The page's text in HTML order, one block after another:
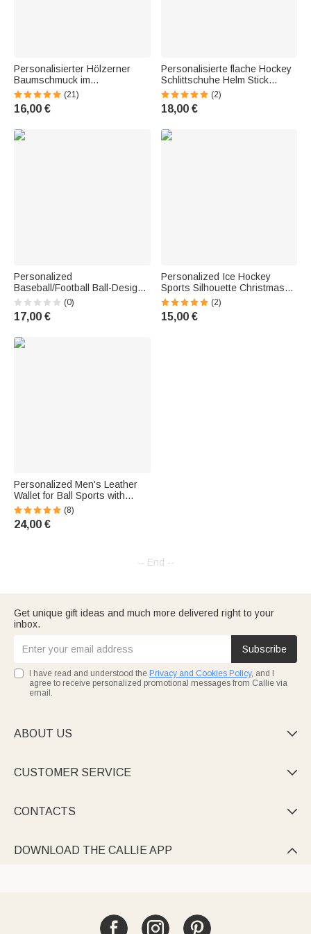
Personalisierter Hölzerner
Baumschmuck im
Schlittschuhe-Design mit
Namen Weihnachtsdeko
Weihnachten Geschenk für
(21)
16,00 €
Personalisierte flache Hockey
Schlittschuhe Helm Stick
Ornament mit Namen
Baumschmuck
Weihnachtsgeschenk für
(2)
18,00 €
Personalized
Baseball/Football Ball-Design
Aluminum Bag Tag with
Monogram, Name, and
Number—Birthday, Game Day,
Athletes
(0)
17,00 €
Personalized Ice Hockey
Sports Silhouette Christmas
Acrylic Ornament with Name—
Birthday Christmas Tree
Decoration Gift for Ice Hockey
(2)
15,00 €
Personalized Men's Leather
Wallet for Ball Sports with
Sports Number and Name
(8)
24,00 €
-- End --
Get unique gift ideas and much more delivered right to your
inbox.
Subscribe
I have read and understood the Privacy and Cookies Policy, and I
agree to receive personalized promotional messages from Callie via
email.
ABOUT US 
CUSTOMER SERVICE 
CONTACTS 
DOWNLOAD THE CALLIE APP 